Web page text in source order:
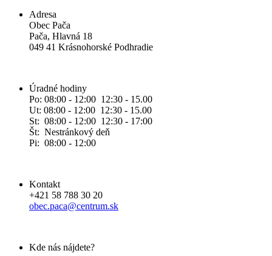
Adresa
Obec Pača
Pača, Hlavná 18
049 41 Krásnohorské Podhradie
Úradné hodiny
Po: 08:00 - 12:00 12:30 - 15.00
Ut: 08:00 - 12:00 12:30 - 15.00
St: 08:00 - 12:00 12:30 - 17:00
Št: Nestránkový deň
Pi: 08:00 - 12:00
Kontakt
+421 58 788 30 20
obec.paca@centrum.sk
Kde nás nájdete?